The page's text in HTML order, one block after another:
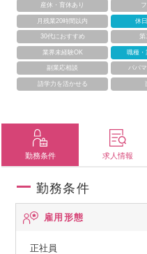
産休・育休あり
月残業20時間以内 休
30代におすすめ 第
業界未経験OK 職種・
副業応相談 パパ
語学力を活かせる
勤務条件 求人情報
勤務条件
雇用形態
正社員